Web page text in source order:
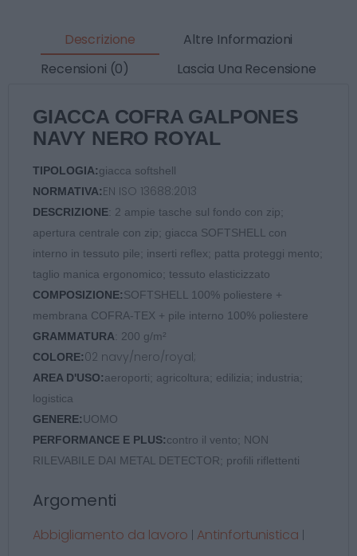
Descrizione
Altre Informazioni
Recensioni (0)
Lascia Una Recensione
GIACCA COFRA GALPONES
NAVY NERO ROYAL
TIPOLOGIA:giacca softshell
NORMATIVA:EN ISO 13688:2013
DESCRIZIONE: 2 ampie tasche sul fondo con zip;
apertura centrale con zip; giacca SOFTSHELL con
interno in tessuto pile; inserti reflex; patta proteggi mento;
taglio manica ergonomico; tessuto elasticizzato
COMPOSIZIONE:SOFTSHELL 100% poliestere +
membrana COFRA-TEX + pile interno 100% poliestere
GRAMMATURA: 200 g/m²
COLORE:02 navy/nero/royal;
AREA D'USO:aeroporti; agricoltura; edilizia; industria;
logistica
GENERE:UOMO
PERFORMANCE E PLUS:contro il vento; NON
RILEVABILE DAI METAL DETECTOR; profili riflettenti
Argomenti
Abbigliamento da lavoro Antinfortunistica